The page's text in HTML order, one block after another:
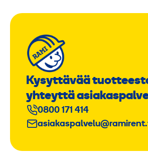
Kysyttävää
yhteyttä
0800 171 414